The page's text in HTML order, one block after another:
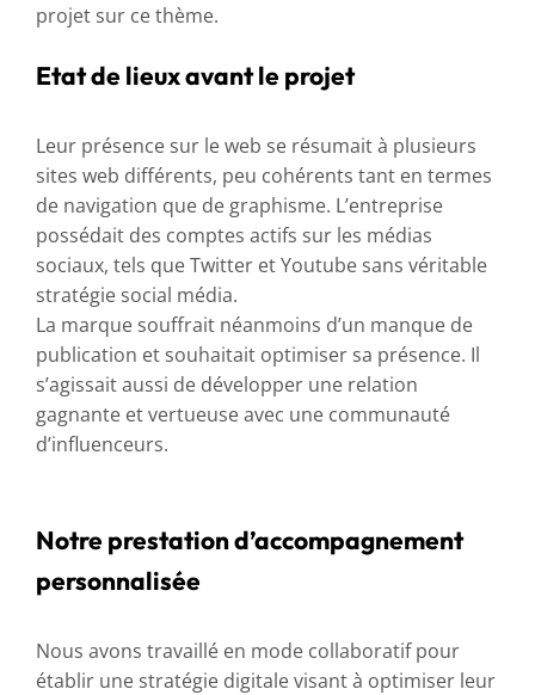
projet sur ce thème.
Etat de lieux avant le projet
Leur présence sur le web se résumait à plusieurs
sites web différents, peu cohérents tant en termes
de navigation que de graphisme. L’entreprise
possédait des comptes actifs sur les médias
sociaux, tels que Twitter et Youtube sans véritable
stratégie social média.
La marque souffrait néanmoins d’un manque de
publication et souhaitait optimiser sa présence. Il
s’agissait aussi de développer une relation
gagnante et vertueuse avec une communauté
d’influenceurs.
Notre prestation d’accompagnement
personnalisée
Nous avons travaillé en mode collaboratif pour
établir une stratégie digitale visant à optimiser leur